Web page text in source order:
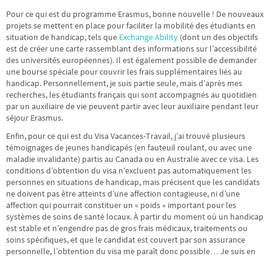
Pour ce qui est du programme Erasmus, bonne nouvelle ! De nouveaux
projets se mettent en place pour faciliter la mobilité des étudiants en
situation de handicap, tels que Exchange Ability (dont un des objectifs
est de créer une carte rassemblant des informations sur l’accessibilité
des universités européennes). Il est également possible de demander
une bourse spéciale pour couvrir les frais supplémentaires liés au
handicap. Personnellement, je suis partie seule, mais d’après mes
recherches, les étudiants français qui sont accompagnés au quotidien
par un auxiliaire de vie peuvent partir avec leur auxiliaire pendant leur
séjour Erasmus.
Enfin, pour ce qui est du Visa Vacances-Travail, j’ai trouvé plusieurs
témoignages de jeunes handicapés (en fauteuil roulant, ou avec une
maladie invalidante) partis au Canada ou en Australie avec ce visa. Les
conditions d’obtention du visa n’excluent pas automatiquement les
personnes en situations de handicap, mais précisent que les candidats
ne doivent pas être atteints d’une affection contagieuse, ni d’une
affection qui pourrait constituer un « poids » important pour les
systèmes de soins de santé locaux. À partir du moment où un handicap
est stable et n’engendre pas de gros frais médicaux, traitements ou
soins spécifiques, et que le candidat est couvert par son assurance
personnelle, l’obtention du visa me paraît donc possible… Je suis en